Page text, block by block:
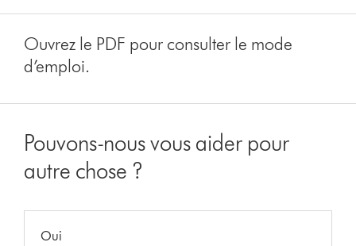
Ouvrez le PDF pour consulter le mode
d’emploi.
Pouvons-nous vous aider pour
autre chose ?
Oui